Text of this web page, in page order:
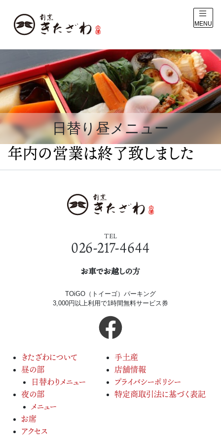
MENU
日替り昼メニュー
年内の営業は終了致しました
TEL
026-217-4644
お車でお越しの方
TOiGO（トイーゴ）パーキング
3,000円以上利用で1時間無料サービス券
きたざわについて
昼の部
日替わりメニュー
夜の部
メニュー
お席
アクセス
手土産
店舗情報
プライバシーポリシー
特定商取引法に基づく表記